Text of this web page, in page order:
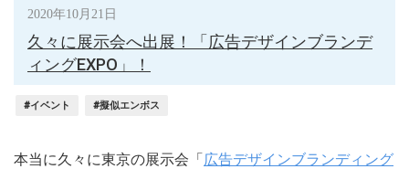
2020年10月21日
久々に展示会へ出展！「広告デザインブランデ
ィングEXPO」！
#イベント #擬似エンボス
本当に久々に東京の展示会「広告デザインブランディング